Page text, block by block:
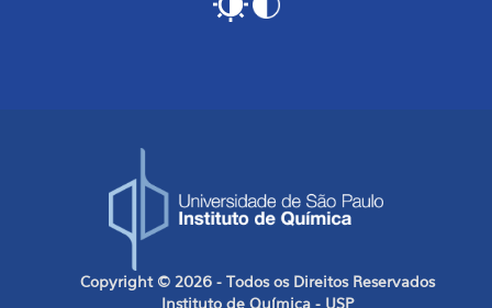
Copyright © 2026 - Todos os Direitos Reservados
Instituto de Química - USP